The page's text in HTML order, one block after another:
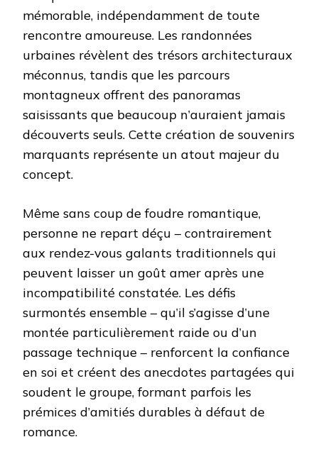
mémorable, indépendamment de toute
rencontre amoureuse. Les randonnées
urbaines révèlent des trésors architecturaux
méconnus, tandis que les parcours
montagneux offrent des panoramas
saisissants que beaucoup n’auraient jamais
découverts seuls. Cette création de souvenirs
marquants représente un atout majeur du
concept.
Même sans coup de foudre romantique,
personne ne repart déçu – contrairement
aux rendez-vous galants traditionnels qui
peuvent laisser un goût amer après une
incompatibilité constatée. Les défis
surmontés ensemble – qu’il s’agisse d’une
montée particulièrement raide ou d’un
passage technique – renforcent la confiance
en soi et créent des anecdotes partagées qui
soudent le groupe, formant parfois les
prémices d’amitiés durables à défaut de
romance.